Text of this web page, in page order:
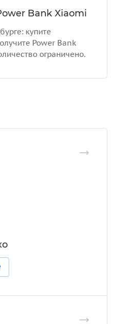
Bank Xiaomi
купите
Power Bank
ограничено.